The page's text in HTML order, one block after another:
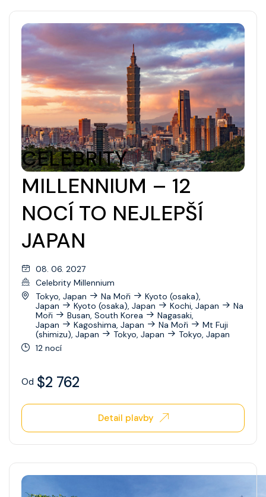
CELEBRITY
MILLENNIUM – 12
NOCÍ TO NEJLEPŠÍ
JAPAN
08. 06. 2027
Celebrity Millennium
Tokyo, Japan
Na Moři
Kyoto (osaka),
Japan
Kyoto (osaka), Japan Kochi, Japan
Na
Moři
Busan, South Korea
Nagasaki,
Japan
Kagoshima, Japan Na Moři
Mt Fuji
(shimizu), Japan
Tokyo, Japan
Tokyo, Japan
12 nocí
Od $2 762
Detail plavby